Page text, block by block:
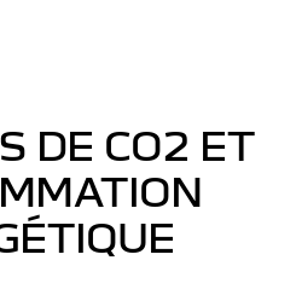
DE CO2 ET